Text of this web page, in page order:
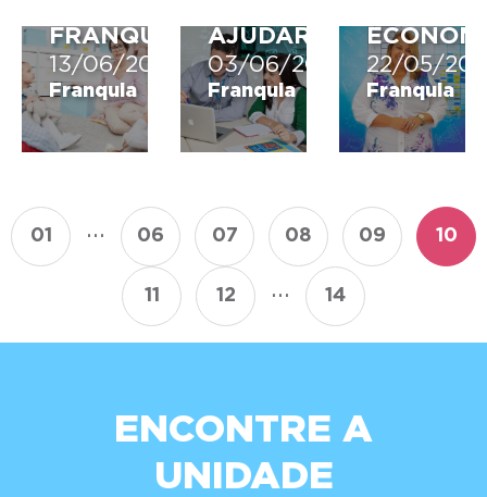
FRANQUIA?
13/06/2019
Franquia
AJUDAR
03/06/2019
Franquia
22/05/
Franquia
01 ... 06 07 08 09 10
11 12 ... 14
ENCONTRE A
UNIDADE